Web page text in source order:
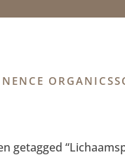
ORGANICS
getagged